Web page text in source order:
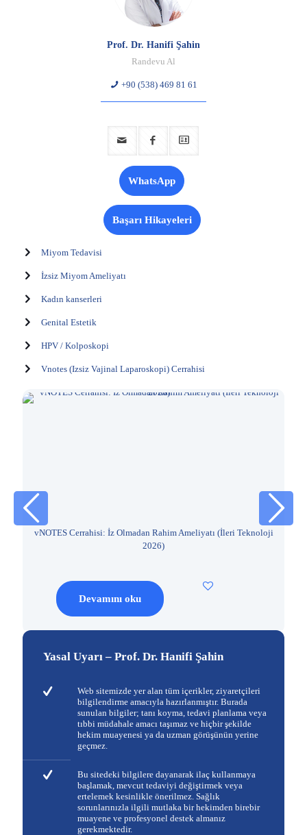
Prof. Dr. Hanifi Şahin
Randevu Al
+90 (538) 469 81 61
WhatsApp
Başarı Hikayeleri
Miyom Tedavisi
İzsiz Miyom Ameliyatı
Kadın kanserleri
Genital Estetik
HPV / Kolposkopi
Vnotes (Izsiz Vajinal Laparoskopi) Cerrahisi
vNOTES Cerrahisi: İz Olmadan Rahim Ameliyatı (İleri Teknoloji
2026)
Devamını oku
Yasal Uyarı – Prof. Dr. Hanifi Şahin
Web sitemizde yer alan tüm içerikler, ziyaretçileri
bilgilendirme amacıyla hazırlanmıştır. Burada
sunulan bilgiler; tanı koyma, tedavi planlama veya
tıbbi müdahale amacı taşımaz ve hiçbir şekilde
hekim muayenesi ya da uzman görüşünün yerine
geçmez.
Bu sitedeki bilgilere dayanarak ilaç kullanmaya
başlamak, mevcut tedaviyi değiştirmek veya
ertelemek kesinlikle önerilmez. Sağlık
sorunlarınızla ilgili mutlaka bir hekimden birebir
muayene ve profesyonel destek almanız
gerekmektedir.